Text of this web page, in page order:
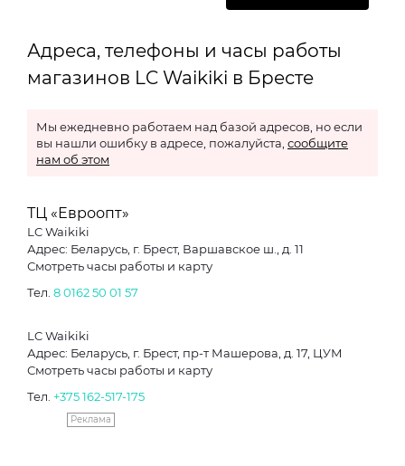
Адреса, телефоны и часы работы
магазинов LC Waikiki в Бресте
Мы ежедневно работаем над базой адресов, но если
вы нашли ошибку в адресе, пожалуйста, сообщите
нам об этом
ТЦ «Евроопт»
LC Waikiki
Адрес: Беларусь, г. Брест, Варшавское ш., д. 11
Смотреть часы работы и карту
Тел. 8 0162 50 01 57
LC Waikiki
Адрес: Беларусь, г. Брест, пр-т Машерова, д. 17, ЦУМ
Смотреть часы работы и карту
Тел. +375 162-517-175
Реклама